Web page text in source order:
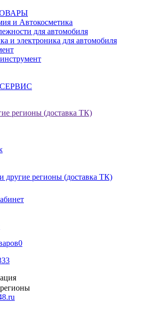
и Автокосметика
для автомобиля
и электроника для автомобиля
регионы (доставка ТК)
другие регионы (доставка ТК)
0